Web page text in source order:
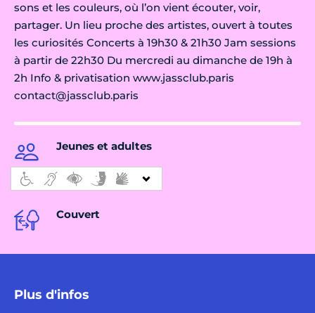
sons et les couleurs, où l’on vient écouter, voir,
partager. Un lieu proche des artistes, ouvert à toutes
les curiosités Concerts à 19h30 & 21h30 Jam sessions
à partir de 22h30 Du mercredi au dimanche de 19h à
2h Info & privatisation www.jassclub.paris
contact@jassclub.paris
Jeunes et adultes
Couvert
Plus d'infos